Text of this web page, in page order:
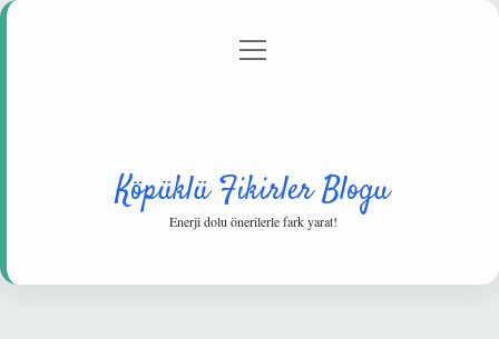
Gizlilik Politikası
menüyü
Köpüklü Fikirler Blogu
Enerji dolu önerilerle fark yarat!